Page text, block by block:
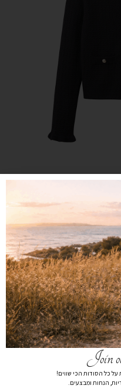
ז’קט שרוולי פפילום 2533
Join
על כל הסודות הכי שווים!
הנחות ומבצעים.